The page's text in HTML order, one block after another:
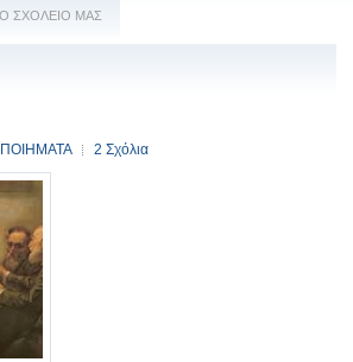
ΣΧΟΛΕΙΟ ΜΑΣ
ΠΟΙΗΜΑΤΑ 2 Σχόλια